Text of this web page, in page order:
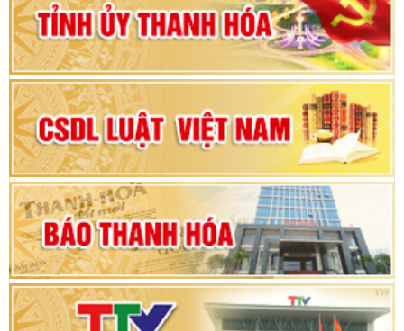
2025 - 2030
Đại hội đại biểu Đảng bộ xã Yên Thọ lần thứ I,
nhiệm kỳ 2025 – 2030
Đại hội Đảng bộ xã Yên Ninh lần thứ nhất,
nhiệm kỳ 2025 - 2030
Khai mạc Kỳ họp bất thường lần thứ 9, Quốc
hội khóa XV
Phiên thảo luận Kỳ họp thứ 24, HĐND tỉnh
Thanh Hóa khóa XVIII, nhiệm kỳ 2021 - 2026
Bế mạc Kỳ họp thứ hai bốn, Hội đồng nhân dân